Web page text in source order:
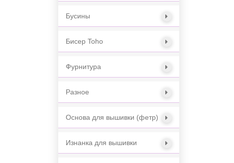
Бусины
Бисер Toho
Фурнитура
Разное
Основа для вышивки (фетр)
Изнанка для вышивки